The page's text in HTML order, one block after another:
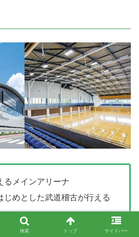
るメインアリーナ
じめとした武道稽古が行える
球場としても利用できるスタ
検索 トップ サイドバー